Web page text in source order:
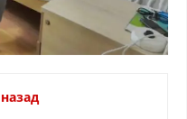
МАТЕРИЈАЛИ